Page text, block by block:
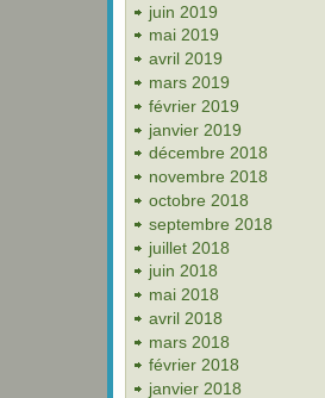
juin 2019
mai 2019
avril 2019
mars 2019
février 2019
janvier 2019
décembre 2018
novembre 2018
octobre 2018
septembre 2018
juillet 2018
juin 2018
mai 2018
avril 2018
mars 2018
février 2018
janvier 2018